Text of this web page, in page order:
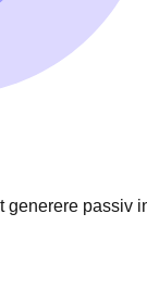
passiv